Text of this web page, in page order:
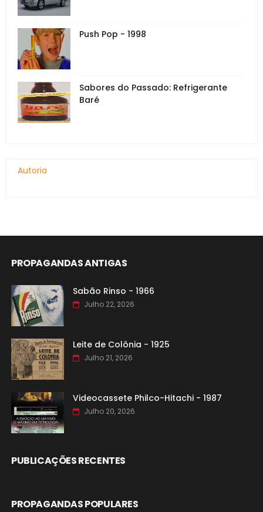
Push Pop - 1998
Sabores do Passado: Refrigerante
Baré
Autoria
PROPAGANDAS ANTIGAS
Sabão Rinso - 1966
Julho 22, 2026
Leite de Colônia - 1925
Julho 21, 2026
Videocassete Philco-Hitachi - 1987
Julho 20, 2026
PUBLICAÇÕES RECENTES
PROPAGANDAS POPULARES